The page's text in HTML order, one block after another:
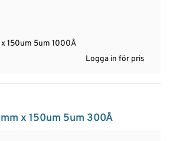
150um 5um 1000Å
Logga in för pris
x 150um 5um 300Å